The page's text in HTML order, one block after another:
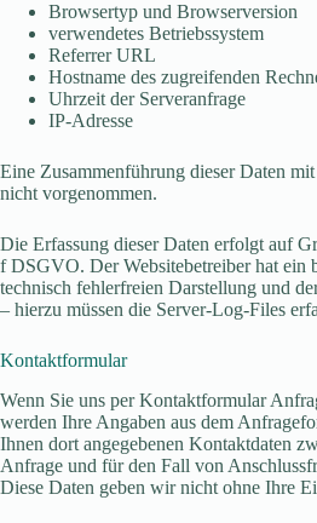
Browsertyp und Browserversion
verwendetes Betriebssystem
Referrer URL
Hostname des zugreifenden
Uhrzeit der Serveranfrage
IP-Adresse
Eine Zusammenführung dieser Daten
nicht vorgenommen.
Die Erfassung dieser Daten erfolgt auf
f DSGVO. Der Websitebetreiber hat ein
technisch fehlerfreien Darstellung und
– hierzu müssen die Server-Log-Files
Kontaktformular
Wenn Sie uns per Kontaktformular
werden Ihre Angaben aus dem
Ihnen dort angegebenen Kontaktdaten
Anfrage und für den Fall von
Diese Daten geben wir nicht ohne Ihre